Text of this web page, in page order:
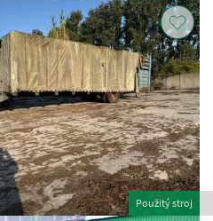
Použitý stroj